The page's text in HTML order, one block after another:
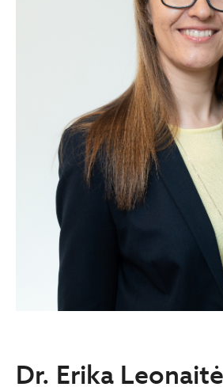
Dr. Erika Leonaitė